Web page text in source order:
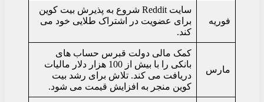
فوریه
سایت Reddit شروع به پذیرش بیت کوین
برای عضویت در اشتراک طلایی خود می
کند.
مارس
کمک مالی دولت قبرس حساب های
بانکی را با بیش از 100 هزار دلار مالیات
دریافت می کند. تلاش برای رشد بیت
کوین منجر به افزایش قیمت می شود.